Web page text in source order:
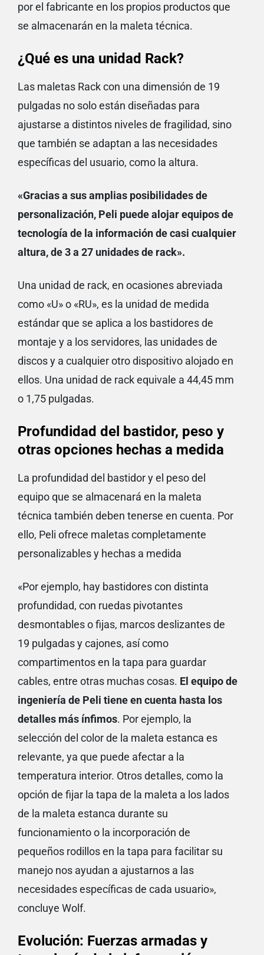
por el fabricante en los propios productos que
se almacenarán en la maleta técnica.
¿Qué es una unidad Rack?
Las maletas Rack con una dimensión de 19
pulgadas no solo están diseñadas para
ajustarse a distintos niveles de fragilidad, sino
que también se adaptan a las necesidades
específicas del usuario, como la altura.
«Gracias a sus amplias posibilidades de
personalización, Peli puede alojar equipos de
tecnología de la información de casi cualquier
altura, de 3 a 27 unidades de rack».
Una unidad de rack, en ocasiones abreviada
como «U» o «RU», es la unidad de medida
estándar que se aplica a los bastidores de
montaje y a los servidores, las unidades de
discos y a cualquier otro dispositivo alojado en
ellos. Una unidad de rack equivale a 44,45 mm
o 1,75 pulgadas.
Profundidad del bastidor, peso y
otras opciones hechas a medida
La profundidad del bastidor y el peso del
equipo que se almacenará en la maleta
técnica también deben tenerse en cuenta. Por
ello, Peli ofrece maletas completamente
personalizables y hechas a medida
«Por ejemplo, hay bastidores con distinta
profundidad, con ruedas pivotantes
desmontables o fijas, marcos deslizantes de
19 pulgadas y cajones, así como
compartimentos en la tapa para guardar
cables, entre otras muchas cosas. El equipo de
ingeniería de Peli tiene en cuenta hasta los
detalles más ínfimos. Por ejemplo, la
selección del color de la maleta estanca es
relevante, ya que puede afectar a la
temperatura interior. Otros detalles, como la
opción de fijar la tapa de la maleta a los lados
de la maleta estanca durante su
funcionamiento o la incorporación de
pequeños rodillos en la tapa para facilitar su
manejo nos ayudan a ajustarnos a las
necesidades específicas de cada usuario»,
concluye Wolf.
Evolución: Fuerzas armadas y